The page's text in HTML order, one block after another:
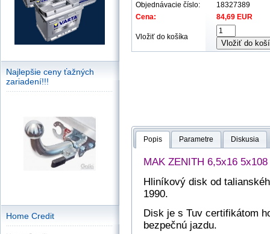
Najlepšie ceny ťažných
zariadení!!!
Home Credit
Objednávacie číslo:
18327389
Cena:
84,69 EUR
Vložiť do košíka
Vložiť do
Popis Parametre Diskusia
MAK ZENITH 6,5x16 5x108
Hliníkový disk od
1990.
Disk je s Tuv certifikátom
bezpečnú jazdu.